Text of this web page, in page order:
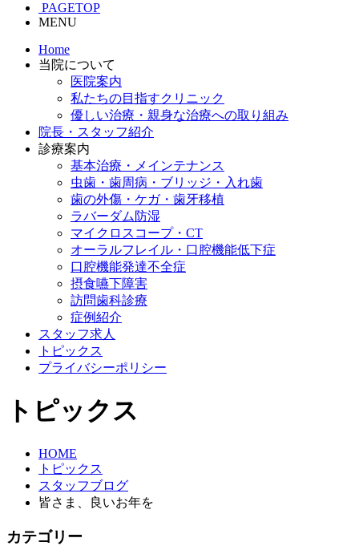
PAGETOP
MENU
Home
当院について
医院案内
私たちの目指すクリニック
優しい治療・親身な治療への取り組み
院長・スタッフ紹介
診療案内
基本治療・メインテナンス
虫歯・歯周病・ブリッジ・入れ歯
歯の外傷・ケガ・歯牙移植
ラバーダム防湿
マイクロスコープ・CT
オーラルフレイル・口腔機能低下症
口腔機能発達不全症
摂食嚥下障害
訪問歯科診療
症例紹介
スタッフ求人
トピックス
プライバシーポリシー
トピックス
HOME
トピックス
スタッフブログ
皆さま、良いお年を
カテゴリー